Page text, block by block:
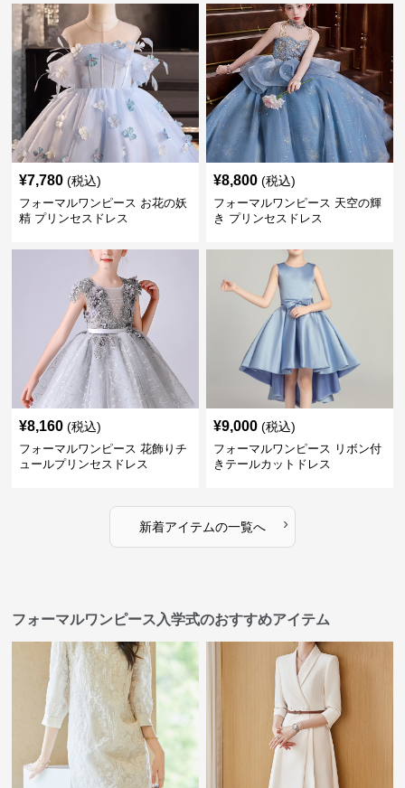
¥7,780 (税込)
フォーマルワンピース お花の妖
精 プリンセスドレス
¥8,800 (税込)
フォーマルワンピース 天空の輝
き プリンセスドレス
¥8,160 (税込)
フォーマルワンピース 花飾りチ
ュールプリンセスドレス
¥9,000 (税込)
フォーマルワンピース リボン付
きテールカットドレス
新着アイテムの一覧へ ›
フォーマルワンピース入学式のおすすめアイテム